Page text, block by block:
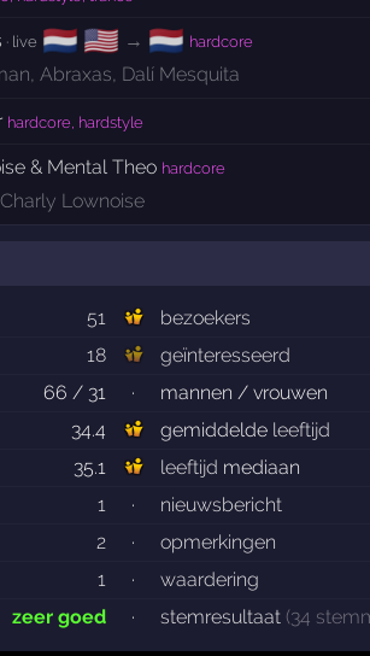
· live 🇳🇱 🇺🇸 → 🇳🇱 hardcore
, Abraxas, Dalí Mesquita
hardcore, hardstyle
& Mental Theo hardcore
Charly Lownoise
51
bezoekers
18
geïnteresseerd
66 / 31
·
mannen / vrouwen
34.4
gemiddelde leeftijd
35.1
leeftijd mediaan
1
·
nieuwsbericht
2
·
opmerkingen
1
·
waardering
zeer goed
· stemresultaat (34